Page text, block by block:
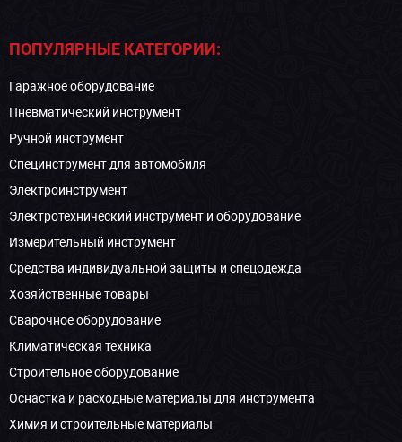
ПОПУЛЯРНЫЕ КАТЕГОРИИ:
Гаражное оборудование
Пневматический инструмент
Ручной инструмент
Специнструмент для автомобиля
Электроинструмент
Электротехнический инструмент и оборудование
Измерительный инструмент
Средства индивидуальной защиты и спецодежда
Хозяйственные товары
Сварочное оборудование
Климатическая техника
Строительное оборудование
Оснастка и расходные материалы для инструмента
Химия и строительные материалы